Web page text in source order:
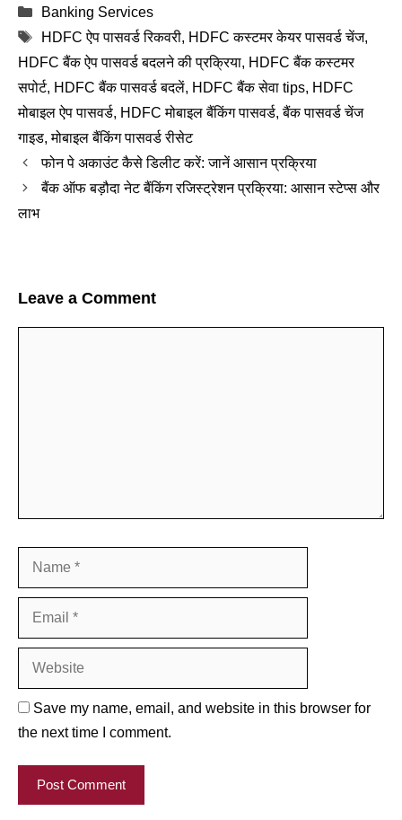
Categories
Banking Services
Tags
HDFC ऐप पासवर्ड रिकवरी, HDFC कस्टमर केयर पासवर्ड चेंज,
HDFC बैंक ऐप पासवर्ड बदलने की प्रक्रिया, HDFC बैंक कस्टमर
सपोर्ट, HDFC बैंक पासवर्ड बदलें, HDFC बैंक सेवा tips, HDFC
मोबाइल ऐप पासवर्ड, HDFC मोबाइल बैंकिंग पासवर्ड,बैंक पासवर्ड चेंज
गाइड,मोबाइल बैंकिंग पासवर्ड रीसेट
फोन पे अकाउंट कैसे डिलीट करें: जानें आसान प्रक्रिया
बैंक ऑफ बड़ौदा नेट बैंकिंग रजिस्ट्रेशन प्रक्रिया: आसान स्टेप्स और
लाभ
Leave a Comment
Save my name, email, and website in this browser for
the next time I comment.